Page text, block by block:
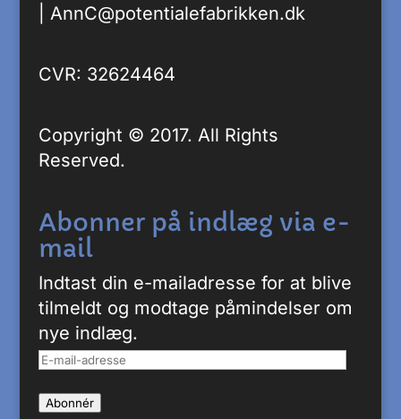
AnnC@potentialefabrikken.dk
CVR: 32624464
Copyright © 2017. All Rights
Reserved.
Abonner på indlæg via e-
mail
Indtast din e-mailadresse for at blive
tilmeldt og modtage påmindelser om
nye indlæg.
E-
adresse
Abonnér